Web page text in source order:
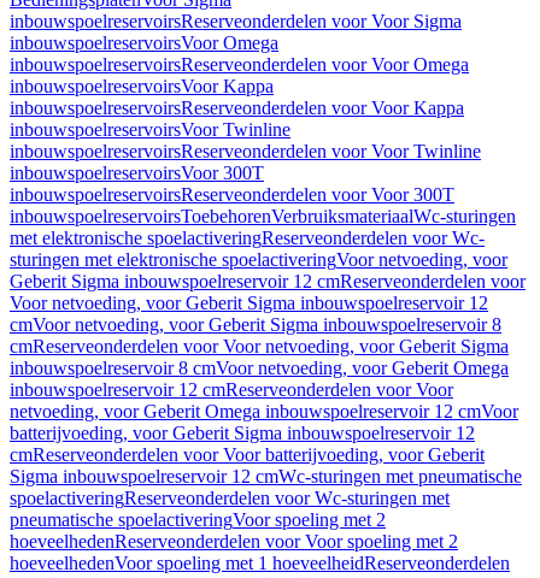
inbouwspoelreservoirsReserveonderdelen voor Voor Sigma
inbouwspoelreservoirsVoor Omega
inbouwspoelreservoirsReserveonderdelen voor Voor Omega
inbouwspoelreservoirsVoor Kappa
inbouwspoelreservoirsReserveonderdelen voor Voor Kappa
inbouwspoelreservoirsVoor Twinline
inbouwspoelreservoirsReserveonderdelen voor Voor Twinline
inbouwspoelreservoirsVoor 300T
inbouwspoelreservoirsReserveonderdelen voor Voor 300T
inbouwspoelreservoirsToebehorenVerbruiksmateriaalWc-sturingen
met elektronische spoelactiveringReserveonderdelen voor Wc-
sturingen met elektronische spoelactiveringVoor netvoeding, voor
Geberit Sigma inbouwspoelreservoir 12 cmReserveonderdelen voor
Voor netvoeding, voor Geberit Sigma inbouwspoelreservoir 12
cmVoor netvoeding, voor Geberit Sigma inbouwspoelreservoir 8
cmReserveonderdelen voor Voor netvoeding, voor Geberit Sigma
inbouwspoelreservoir 8 cmVoor netvoeding, voor Geberit Omega
inbouwspoelreservoir 12 cmReserveonderdelen voor Voor
netvoeding, voor Geberit Omega inbouwspoelreservoir 12 cmVoor
batterijvoeding, voor Geberit Sigma inbouwspoelreservoir 12
cmReserveonderdelen voor Voor batterijvoeding, voor Geberit
Sigma inbouwspoelreservoir 12 cmWc-sturingen met pneumatische
spoelactiveringReserveonderdelen voor Wc-sturingen met
pneumatische spoelactiveringVoor spoeling met 2
hoeveelhedenReserveonderdelen voor Voor spoeling met 2
hoeveelhedenVoor spoeling met 1 hoeveelheidReserveonderdelen